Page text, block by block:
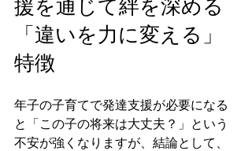
援を通じて絆を深める
「違いを力に変える」
特徴
年子の子育てで発達支援が必要になる
と「この子の将来は大丈夫？」という
不安が強くなりますが、結論として、